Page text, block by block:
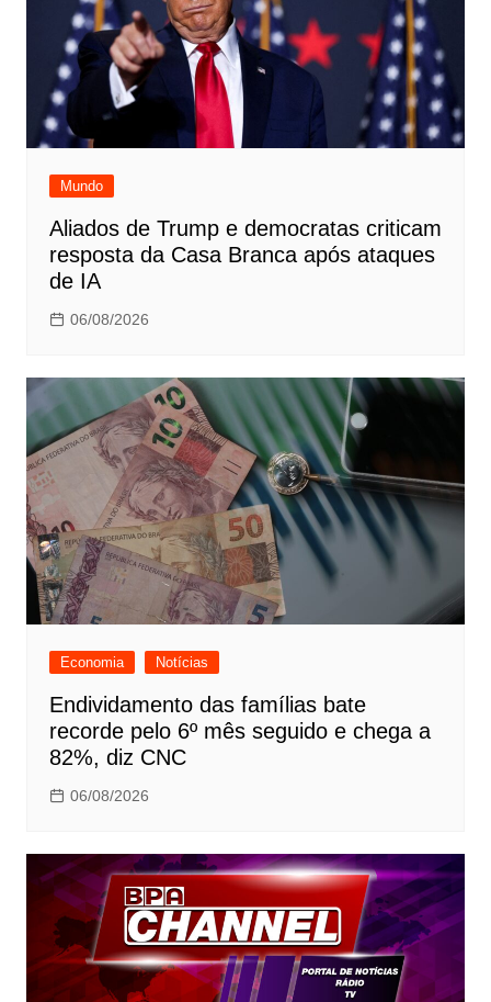
Mundo
Aliados de Trump e democratas criticam
resposta da Casa Branca após ataques
de IA
06/08/2026
Economia Notícias
Endividamento das famílias bate
recorde pelo 6º mês seguido e chega a
82%, diz CNC
06/08/2026